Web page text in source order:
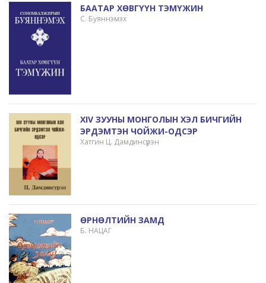
БААТАР ХӨВГҮҮН ТЭМҮЖИН
С. Буяннэмэх
XIV ЗУУНЫ МОНГОЛЫН ХЭЛ БИЧГИЙН
ЭРДЭМТЭН ЧОЙЖИ-ОДСЭР
Хатгин Ц. Дамдинсүрэн
ӨРНӨЛТИЙН ЗАМД
Б. НАЦАГ